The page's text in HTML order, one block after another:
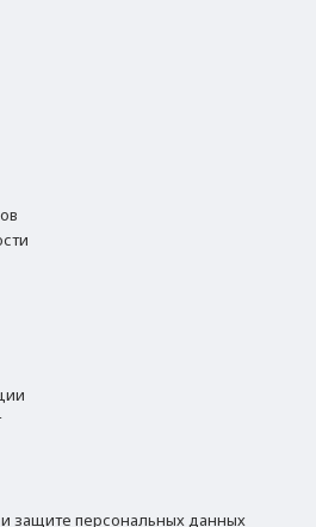
защите персональных данных